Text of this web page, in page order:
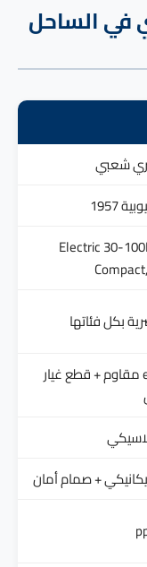
في الساحل
شعبي
1957
Electric 30-
بكل فئاتها
خزان enamel مقاوم + قطع غيار
+ صمام أمان